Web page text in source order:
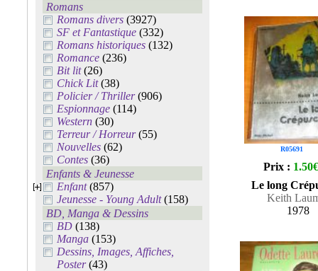
Romans
Romans divers (3927)
SF et Fantastique (332)
Romans historiques (132)
Romance (236)
Bit lit(26)
Chick Lit(38)
Policier / Thriller(906)
Espionnage (114)
Western (30)
Terreur / Horreur(55)
Nouvelles (62)
Contes (36)
Enfants & Jeunesse
Enfant(857)
Jeunesse - Young Adult(158)
BD, Manga & Dessins
BD (138)
Manga (153)
Dessins, Images, Affiches,
Poster(43)
R05691
Prix : 1.50€
Le long
Keith
1978